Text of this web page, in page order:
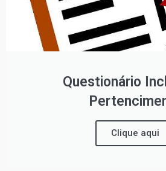
Questionário
Clique aqui